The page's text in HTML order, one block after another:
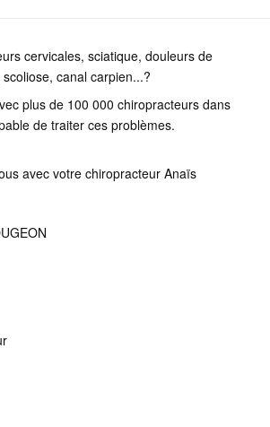
cervicales, sciatique, douleurs de
canal carpien...?
plus de 100 000 chiropracteurs dans
de traiter ces problèmes.
avec votre chiropracteur Anaïs